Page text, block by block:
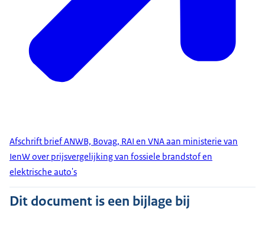
Afschrift brief ANWB, Bovag, RAI en VNA aan ministerie van
IenW over prijsvergelijking van fossiele brandstof en
elektrische auto's
Dit document is een bijlage bij